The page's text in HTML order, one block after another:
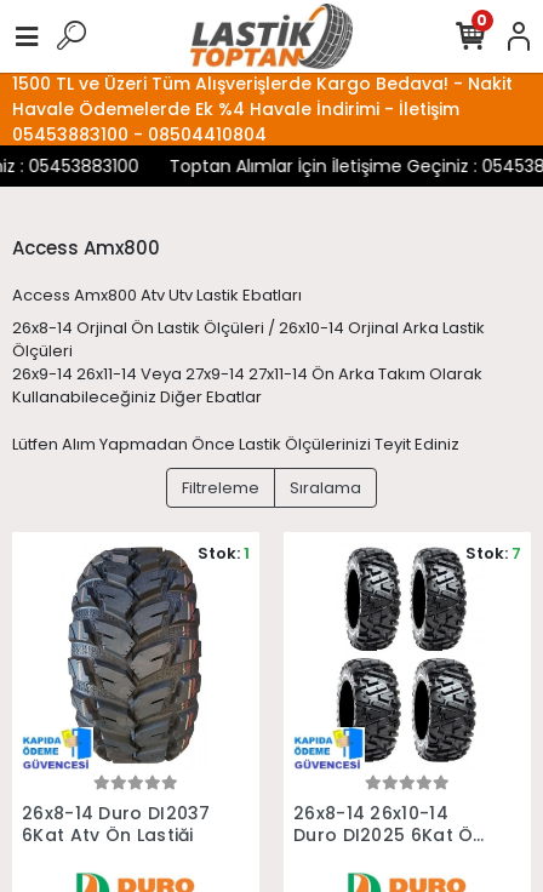
1500 TL ve Üzeri Tüm Alışverişlerde Kargo Bedava! - Nakit
Havale Ödemelerde Ek %4 Havale İndirimi - İletişim
05453883100 - 08504410804
Toptan Alımlar İçin İletişime Geçiniz :
0
Access Amx800
Access Amx800 Atv Utv Lastik Ebatları
26x8-14 Orjinal Ön Lastik Ölçüleri / 26x10-14 Orjinal Arka Lastik
Ölçüleri
26x9-14 26x11-14 Veya 27x9-14 27x11-14 Ön Arka Takım Olarak
Kullanabileceğiniz Diğer Ebatlar
Lütfen Alım Yapmadan Önce Lastik Ölçülerinizi Teyit Ediniz
Filtreleme
Sıralama
Sepete Ekle
26x8-14 Duro DI2037
6Kat Atv Ön Lastiği
Stok:1
Sepete Ekle
26x8-14 26x10-14
Duro DI2025 6Kat Ön
Lastiği
Stok: 7